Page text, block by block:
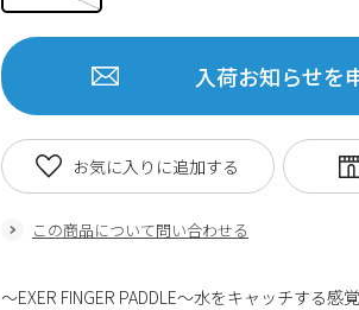
入荷お知らせを
この商品について問い合わせる
お気に入りに追加する
～EXER FINGER PADDLE～水をキャッチする